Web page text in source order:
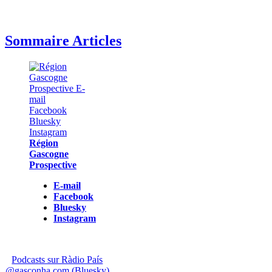
Sommaire Articles
Région
Gascogne
Prospective
E-mail
Facebook
Bluesky
Instagram
Podcasts sur Ràdio País